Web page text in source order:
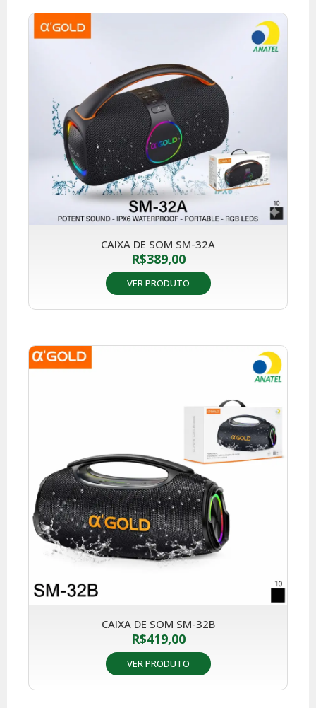
CAIXA DE SOM SM-32A
R$389,00
VER PRODUTO
CAIXA DE SOM SM-32B
R$419,00
VER PRODUTO